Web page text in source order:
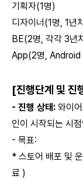
기획자(1명)
디자이너(1명, 1년
BE(2명, 각각 3년
App(2명, Android
[진행단계 및 진
- 진행 상태: 와이
인이 시작되는 시
- 목표:
* 스토어 배포 및
료 )